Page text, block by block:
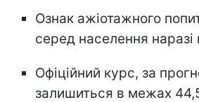
Ознак ажіотажного
серед населення наразі
Офіційний курс, за
залишиться в межах